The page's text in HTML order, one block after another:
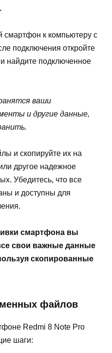
смартфон к компьютеру с
подключения откройте
найдите подключенное
ваши
и другие данные,
и скопируйте их на
другое надежное
Убедитесь, что все
и доступны для
смартфона вы
свои важные данные
скопированные
файлов
Redmi 8 Note Pro
шаги: